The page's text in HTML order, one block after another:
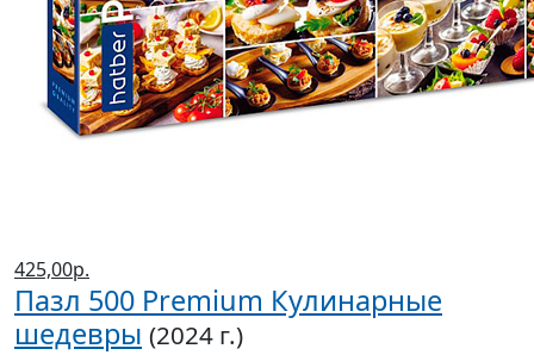
425,00р.
Пазл 500 Premium Кулинарные
шедевры (2024 г.)